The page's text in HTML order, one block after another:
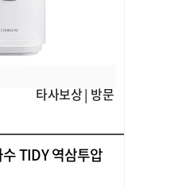
타사보상 | 방문
TIDY 역삼투압